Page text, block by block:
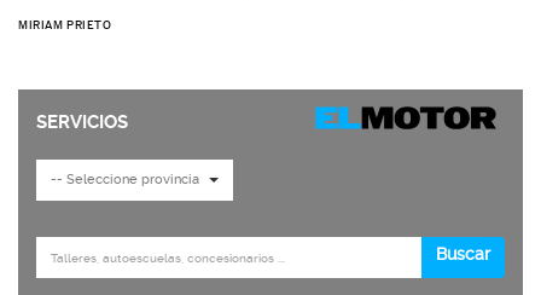
MIRIAM PRIETO